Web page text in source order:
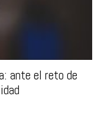
ante el reto de